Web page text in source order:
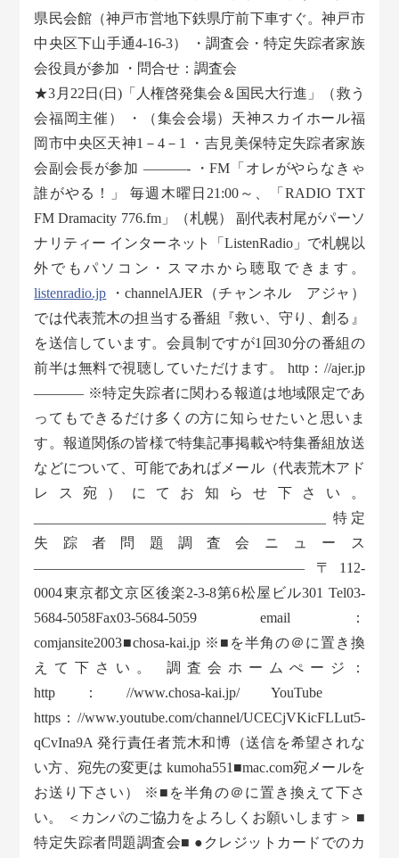
県民会館（神戸市営地下鉄県庁前下車すぐ。神戸市
中央区下山手通4-16-3） ・調査会・特定失踪者家族
会役員が参加 ・問合せ：調査会
★3月22日(日)「人権啓発集会＆国民大行進」（救う
会福岡主催） ・（集会会場）天神スカイホール福
岡市中央区天神1－4－1 ・吉見美保特定失踪者家族
会副会長が参加 ———- ・FM「オレがやらなきゃ
誰がやる！」 毎週木曜日21:00～、「RADIO TXT
FM Dramacity 776.fm」（札幌） 副代表村尾がパーソ
ナリティー インターネット「ListenRadio」で札幌以
外でもパソコン・スマホから聴取できます。
listenradio.jp ・channelAJER（チャンネル アジャ）
では代表荒木の担当する番組『救い、守り、創る』
を送信しています。会員制ですが1回30分の番組の
前半は無料で視聴していただけます。 http：//ajer.jp
———– ※特定失踪者に関わる報道は地域限定であ
ってもできるだけ多くの方に知らせたいと思いま
す。報道関係の皆様で特集記事掲載や特集番組放送
などについて、可能であればメール（代表荒木アド
レス宛）にてお知らせ下さい。
_________________________________________ 特定
失踪者問題調査会ニュース
——————————————————— 〒112-
0004東京都文京区後楽2-3-8第6松屋ビル301 Tel03-
5684-5058Fax03-5684-5059 email：
comjansite2003■chosa-kai.jp ※■を半角の＠に置き換
えて下さい。 調査会ホームぺージ：
http：//www.chosa-kai.jp/ YouTube
https：//www.youtube.com/channel/UCECjVKicFLLut5-
qCvIna9A 発行責任者荒木和博（送信を希望されな
い方、宛先の変更は kumoha551■mac.com宛メールを
お送り下さい） ※■を半角の＠に置き換えて下さ
い。 ＜カンパのご協力をよろしくお願いします＞ ■
特定失踪者問題調査会■ ●クレジットカードでのカ